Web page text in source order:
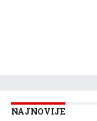
NAJNOVIJE